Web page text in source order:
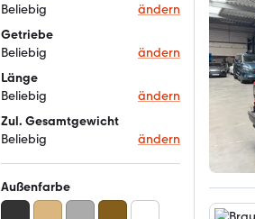
Beliebig
ändern
Getriebe
Beliebig
ändern
Länge
Beliebig
ändern
Zul. Gesamtgewicht
Beliebig
ändern
Außenfarbe